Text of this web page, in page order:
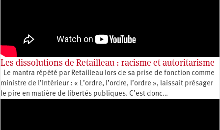
Les dissolutions de Retailleau : racisme et autoritarisme
Le mantra répété par Retailleau lors de sa prise de fonction comme
ministre de l’Intérieur : « L’ordre, l’ordre, l’ordre », laissait présager
le pire en matière de libertés publiques. C’est donc…